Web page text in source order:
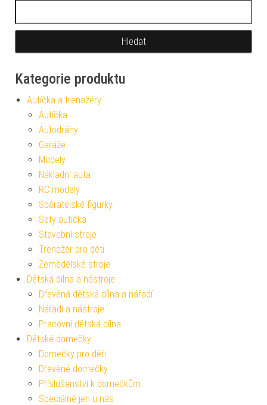
Kategorie produktu
Autíčka a trenažéry
Autíčka
Autodráhy
Garáže
Modely
Nákladní auta
RC modely
Sběratelské figurky
Sety autíčka
Stavební stroje
Trenažér pro děti
Zemědělské stroje
Dětská dílna a nástroje
Dřevěná dětská dílna a nářadí
Nářadí a nástroje
Pracovní dětská dílna
Dětské domečky
Domečky pro děti
Dřevěné domečky
Příslušenství k domečkům
Speciálně jen u nás